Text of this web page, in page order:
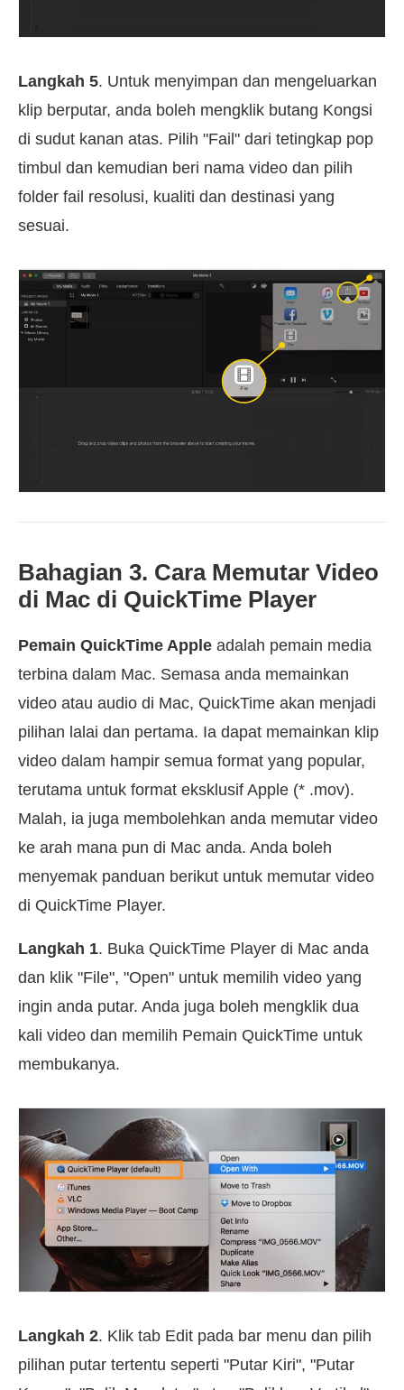
Langkah 5. Untuk menyimpan dan mengeluarkan
klip berputar, anda boleh mengklik butang Kongsi
di sudut kanan atas. Pilih "Fail" dari tetingkap pop
timbul dan kemudian beri nama video dan pilih
folder fail resolusi, kualiti dan destinasi yang
sesuai.
Bahagian 3. Cara Memutar Video
di Mac di QuickTime Player
Pemain QuickTime Apple adalah pemain media
terbina dalam Mac. Semasa anda memainkan
video atau audio di Mac, QuickTime akan menjadi
pilihan lalai dan pertama. Ia dapat memainkan klip
video dalam hampir semua format yang popular,
terutama untuk format eksklusif Apple (* .mov).
Malah, ia juga membolehkan anda memutar video
ke arah mana pun di Mac anda. Anda boleh
menyemak panduan berikut untuk memutar video
di QuickTime Player.
Langkah 1. Buka QuickTime Player di Mac anda
dan klik "File", "Open" untuk memilih video yang
ingin anda putar. Anda juga boleh mengklik dua
kali video dan memilih Pemain QuickTime untuk
membukanya.
Langkah 2. Klik tab Edit pada bar menu dan pilih
pilihan putar tertentu seperti "Putar Kiri", "Putar